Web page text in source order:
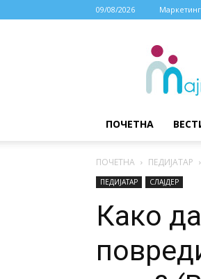
09/08/2026 Маркетинг
МАЈКА
ДЕТЕ
ПОЧЕТНА
ПОЧЕТНА ПЕДИЈАТАР
ПЕДИЈАТАР СЛАЈДЕР
Како